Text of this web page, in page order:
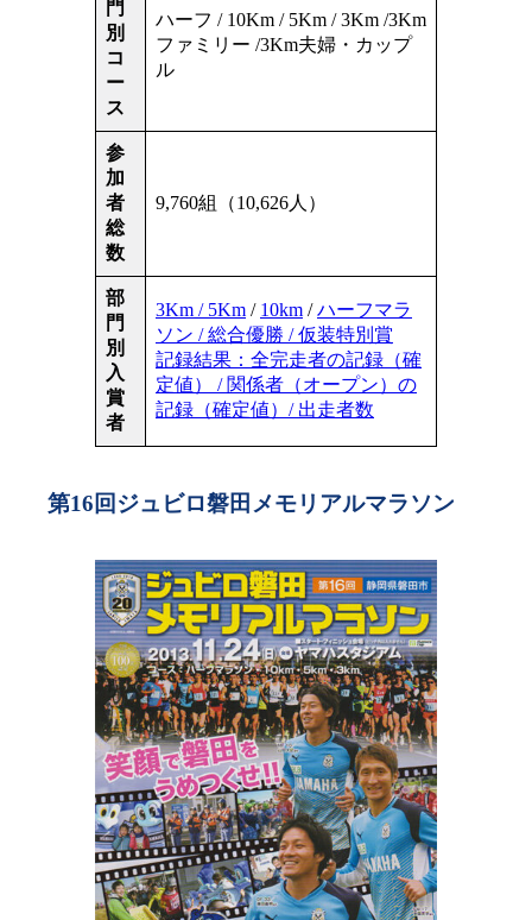
門
別
コ
ー
ス
ハーフ / 10Km / 5Km / 3Km /3Km
ファミリー /3Km夫婦・カップ
ル
参
加
者
総
数
9,760組（10,626人）
部
門
別
入
賞
者
3Km / 5Km / 10km /ハーフマラ
ソン / 総合優勝 / 仮装特別賞
記録結果：全完走者の記録（確
定値） / 関係者（オープン）の
記録（確定値）/ 出走者数
第16回ジュビロ磐田メモリアルマラソン